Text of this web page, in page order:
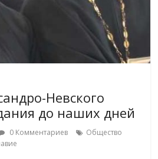
Невского
до наших дней
0 Комментариев
Общество